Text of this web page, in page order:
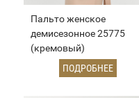
Пальто женское
демисезонное 25775
(кремовый)
ПОДРОБНЕЕ